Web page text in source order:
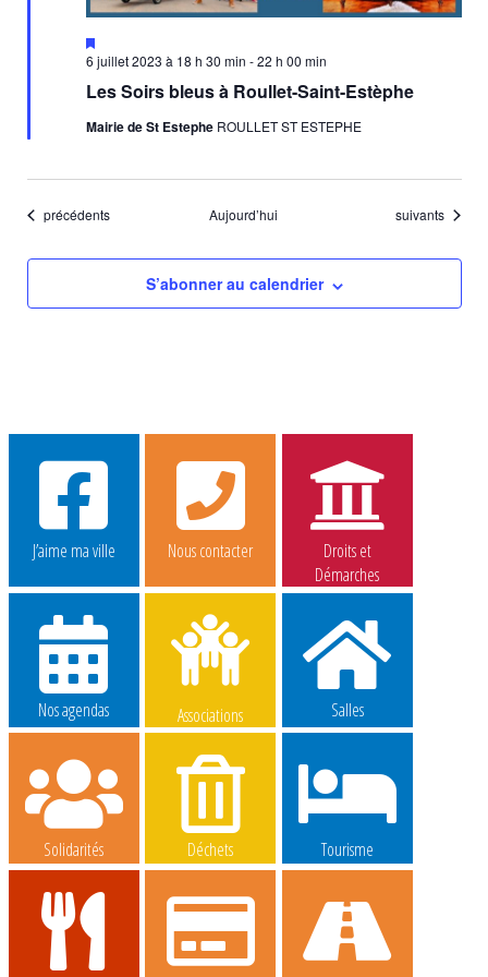
Les Soirs bleus à Roullet-Saint-Estèphe
en
6 juillet 2023 à 18 h 30 min -22 h 00 min
Mairie de St Estephe ROULLET ST ESTEPHE
Évènements
précédents Aujourd’hui Évènements
suivants
S’abonner au calendrier
J’aime ma ville Nous contacter
Droits et
Démarches
Nos agendas Associations Salles
Solidarités Déchets Tourisme